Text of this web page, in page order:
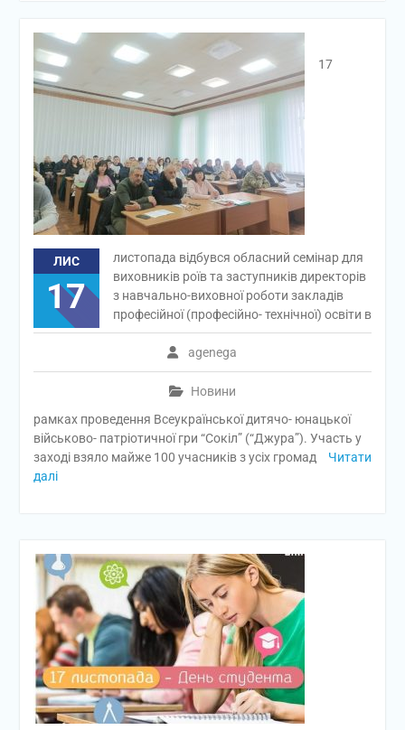
ЛИС
17
agenega
Новини
17
листопада відбувся обласний семінар для
виховників роїв та заступників директорів
з навчально-виховної роботи закладів
професійної (професійно- технічної) освіти в
рамках проведення Всеукраїнської дитячо- юнацької
військово- патріотичної гри “Сокіл” (“Джура”). Участь у
заході взяло майже 100 учасників з усіх громад
Читати
далі